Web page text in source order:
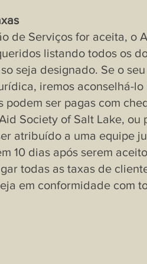
de Serviços for aceita, o
listando todos os
seja designado. Se o
iremos aconselhá-
​​podem ser pagas com
Society of Salt Lake, ou
atribuído a uma equipe
10 dias após serem
todas as taxas de
em conformidade com